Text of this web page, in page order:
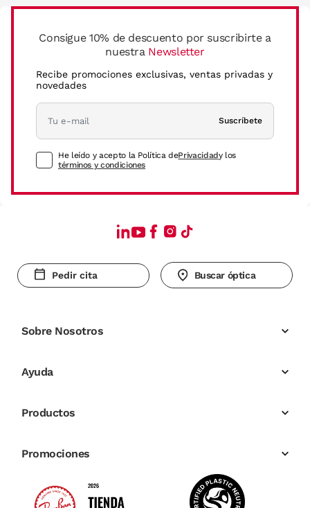
Consigue 10% de descuento por suscribirte a
nuestra Newsletter
Recibe promociones exclusivas, ventas privadas y
novedades
Suscríbete
He leído y acepto la Política dePrivacidady los
términos y condiciones
Pedir cita Buscar óptica
Sobre Nosotros
Ayuda
Productos
Promociones